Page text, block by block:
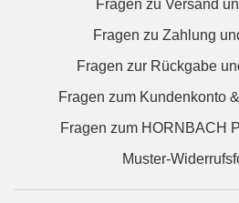
Fragen zu Versand
Fragen zu Zahlung
Fragen zur Rückgabe
Fragen zum Kundenkonto
Fragen zum HORNBACH
Muster-